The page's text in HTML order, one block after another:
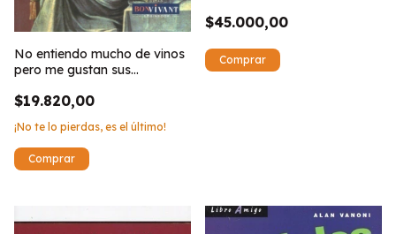
No entiendo mucho de vinos
pero me gustan sus
$19.820,00
¡No te lo pierdas, es el último!
$45.000,00